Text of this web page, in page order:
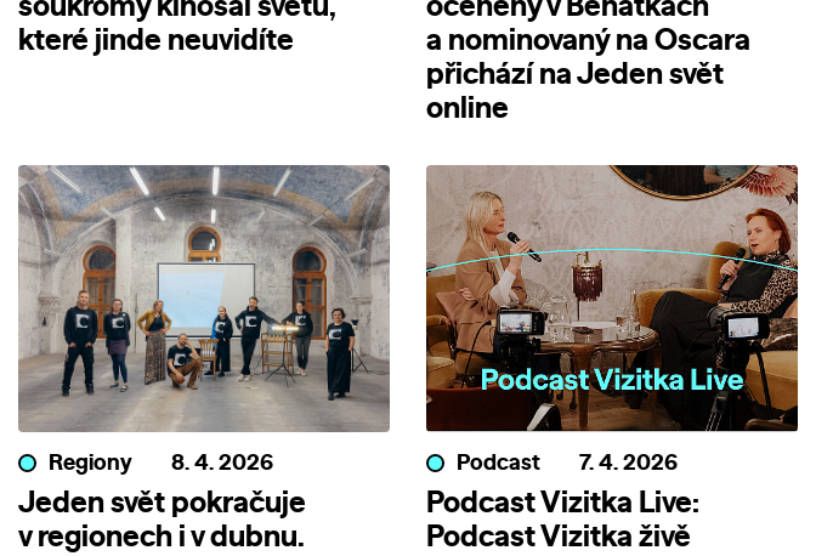
soukromý kinosál světů,
které jinde neuvidíte
oceněný v Benátkách
a nominovaný na Oscara
přichází na Jeden svět
online
Regiony 8. 4. 2026
Jeden svět pokračuje
v regionech i v dubnu.
Podcast 7. 4. 2026
Podcast Vizitka Live:
Podcast Vizitka živě